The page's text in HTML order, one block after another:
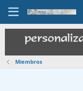
Miembros